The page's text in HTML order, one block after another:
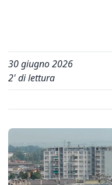
30 giugno 2026
2' di lettura